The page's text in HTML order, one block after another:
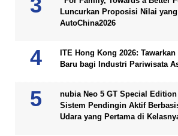
Luncurkan Proposisi Nilai
AutoChina2026
ITE Hong Kong 2026:
Baru bagi Industri Pariwisata
nubia Neo 5 GT Special
Sistem Pendingin Aktif
Udara yang Pertama di